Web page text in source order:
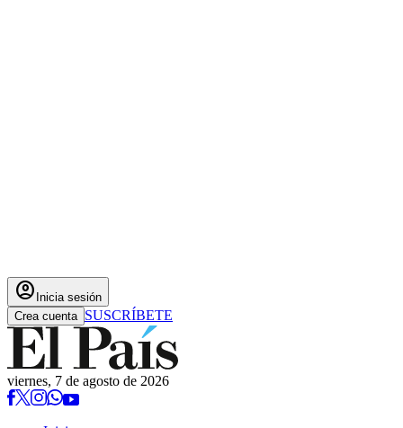
account_circle Inicia sesión
Crea cuenta SUSCRÍBETE
viernes, 7 de agosto de 2026